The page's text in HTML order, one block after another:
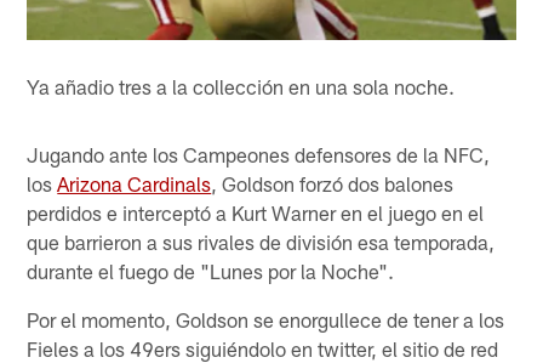
Ya añadio tres a la collección en una sola noche.
Jugando ante los Campeones defensores de la NFC,
losArizona Cardinals, Goldson forzó dos balones
perdidos e interceptó a Kurt Warner en el juego en el
que barrieron a sus rivales de división esa temporada,
durante el fuego de "Lunes por la Noche".
Por el momento, Goldson se enorgullece de tener a los
Fieles a los 49ers siguiéndolo en twitter, el sitio de red